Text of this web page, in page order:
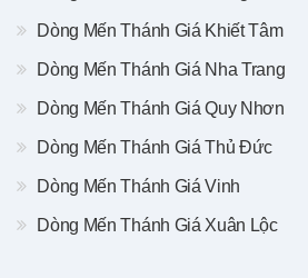
Dòng Mến Thánh Giá Khiết Tâm
Dòng Mến Thánh Giá Nha Trang
Dòng Mến Thánh Giá Quy Nhơn
Dòng Mến Thánh Giá Thủ Đức
Dòng Mến Thánh Giá Vinh
Dòng Mến Thánh Giá Xuân Lộc